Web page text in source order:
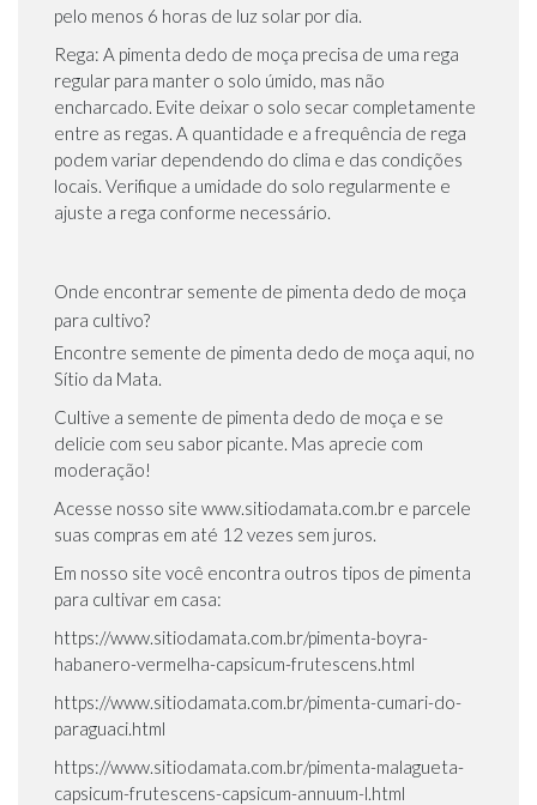
pelo menos 6 horas de luz solar por dia.
Rega: A pimenta dedo de moça precisa de uma rega
regular para manter o solo úmido, mas não
encharcado. Evite deixar o solo secar completamente
entre as regas. A quantidade e a frequência de rega
podem variar dependendo do clima e das condições
locais. Verifique a umidade do solo regularmente e
ajuste a rega conforme necessário.
Onde encontrar semente de pimenta dedo de moça
para cultivo?
Encontre semente de pimenta dedo de moça aqui, no
Sítio da Mata.
Cultive a semente de pimenta dedo de moça e se
delicie com seu sabor picante. Mas aprecie com
moderação!
Acesse nosso site www.sitiodamata.com.br e parcele
suas compras em até 12 vezes sem juros.
Em nosso site você encontra outros tipos de pimenta
para cultivar em casa:
https://www.sitiodamata.com.br/pimenta-boyra-
habanero-vermelha-capsicum-frutescens.html
https://www.sitiodamata.com.br/pimenta-cumari-do-
paraguaci.html
https://www.sitiodamata.com.br/pimenta-malagueta-
capsicum-frutescens-capsicum-annuum-l.html